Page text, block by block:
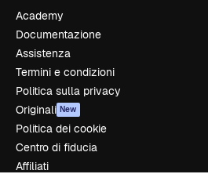
Academy
Documentazione
Assistenza
Termini e condizioni
Politica sulla privacy
Originali New
Politica dei cookie
Centro di fiducia
Affiliati